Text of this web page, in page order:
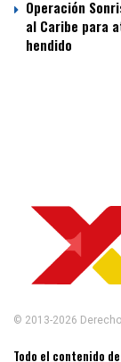
Operación
al Caribe para
hendido
© 2013-2026
Todo el contenido